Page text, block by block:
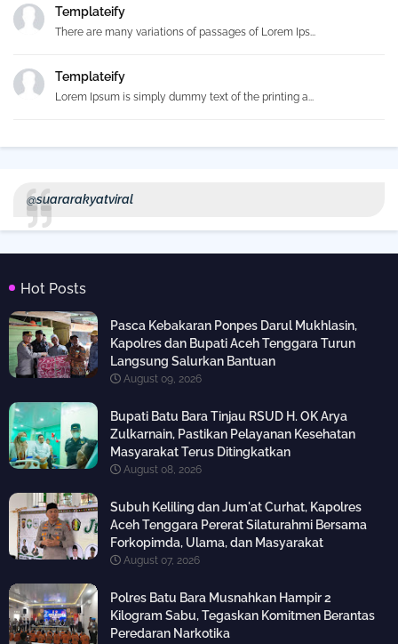
Templateify
There are many variations of passages of Lorem Ips...
Templateify
Lorem Ipsum is simply dummy text of the printing a...
@suararakyatviral
Hot Posts
Pasca Kebakaran Ponpes Darul Mukhlasin,
Kapolres dan Bupati Aceh Tenggara Turun
Langsung Salurkan Bantuan
August 09, 2026
Bupati Batu Bara Tinjau RSUD H. OK Arya
Zulkarnain, Pastikan Pelayanan Kesehatan
Masyarakat Terus Ditingkatkan
August 08, 2026
Subuh Keliling dan Jum'at Curhat, Kapolres
Aceh Tenggara Pererat Silaturahmi Bersama
Forkopimda, Ulama, dan Masyarakat
August 07, 2026
Polres Batu Bara Musnahkan Hampir 2
Kilogram Sabu, Tegaskan Komitmen Berantas
Peredaran Narkotika